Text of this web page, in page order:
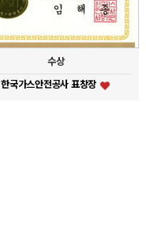
수상
한국가스안전공사 표창장